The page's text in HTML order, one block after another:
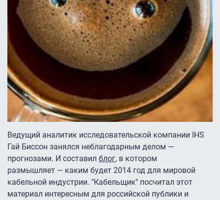
Ведущий аналитик исследовательской компании IHS
Гай Биссон занялся неблагодарным делом —
прогнозами. И составил блог, в котором
размышляет — каким будет 2014 год для мировой
кабельной индустрии. "Кабельщик" посчитал этот
материал интересным для российской публики и